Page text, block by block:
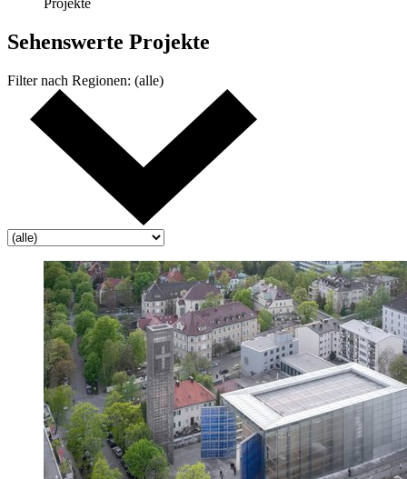
Projekte
Sehenswerte Projekte
Filter nach Regionen: (alle)